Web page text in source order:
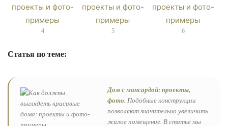
4 5 6
Статья по теме:
Дом с мансардой: проекты,
фото. Подобные конструкции
позволяют значительно увеличить
жилое помещение. В статье мы